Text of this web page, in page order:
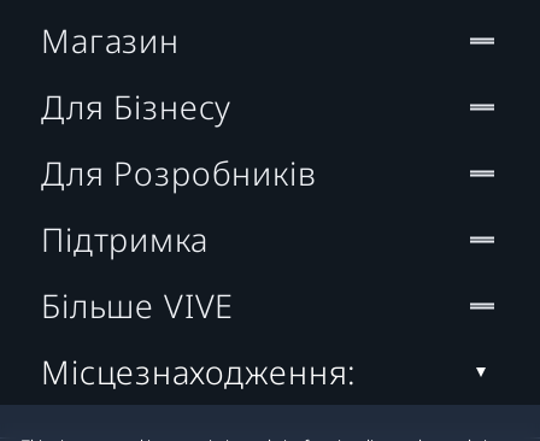
Магазин
Для Бізнесу
Для Розробників
Підтримка
Більше VIVE
Місцезнаходження: